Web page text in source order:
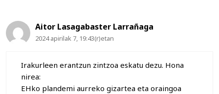
Aitor Lasagabaster Larrañaga
2024 apirilak 7, 19:43(r)etan
Irakurleen erantzun zintzoa eskatu dezu. Hona
nirea:
EHko plandemi aurreko gizartea eta oraingoa